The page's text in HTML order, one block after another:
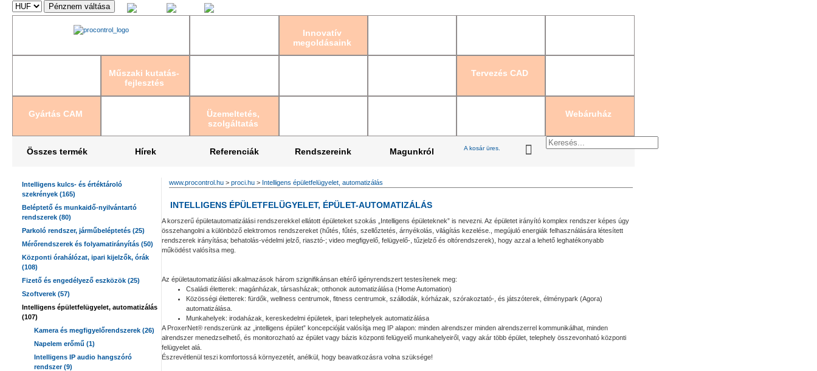
Innovatív
megoldásaink
Műszaki kutatás-
fejlesztés
Tervezés CAD
Gyártás CAM
Üzemeltetés,
szolgáltatás
Webáruház
Összes termék Hírek Referenciák Rendszereink Magunkról A kosár üres.
Intelligens kulcs- és értéktároló
szekrények (165)
Beléptető és munkaidő-nyilvántartó
rendszerek (80)
Parkoló rendszer, járműbeléptetés (25)
Mérőrendszerek és folyamatirányítás (50)
Központi órahálózat, ipari kijelzők, órák
(108)
Fizető és engedélyező eszközök (25)
Szoftverek (57)
Intelligens épületfelügyelet, automatizálás
(107)
Kamera és megfigyelőrendszerek (26)
Napelem erőmű (1)
Intelligens IP audio hangszóró
rendszer (9)
www.procontrol.hu > proci.hu > Intelligens épületfelügyelet, automatizálás
INTELLIGENS ÉPÜLETFELÜGYELET, ÉPÜLET-AUTOMATIZÁLÁS
A korszerű épületautomatizálási rendszerekkel ellátott épületeket szokás „Intelligens épületeknek” is nevezni. Az épületet irányító komplex rendszer képes úgy
összehangolni a különböző elektromos rendszereket (hűtés, fűtés, szellőztetés, árnyékolás, világítás kezelése., megújuló energiák felhasználására létesített
rendszerek irányítása; behatolás-védelmi jelző, riasztó-; video megfigyelő, felügyelő-, tűzjelző és oltórendszerek), hogy azzal a lehető leghatékonyabb
működést valósítsa meg.
Az épületautomatizálási alkalmazások három szignifikánsan eltérő igényrendszert testesítenek meg:
Családi életterek: magánházak, társasházak; otthonok automatizálása (Home Automation)
Közösségi életterek: fürdők, wellness centrumok, fitness centrumok, szállodák, kórházak, szórakoztató-, és játszóterek, élménypark (Agora)
automatizálása.
Munkahelyek: irodaházak, kereskedelmi épületek, ipari telephelyek automatizálása
A ProxerNet® rendszerünk az „intelligens épület” koncepcióját valósítja meg IP alapon: minden alrendszer minden alrendszerrel kommunikálhat, minden
alrendszer menedzselhető, és monitorozható az épület vagy bázis központi felügyelő munkahelyeiről, vagy akár több épület, telephely összevonható központi
felügyelet alá.
Észrevétlenül teszi komfortossá környezetét, anélkül, hogy beavatkozásra volna szüksége!